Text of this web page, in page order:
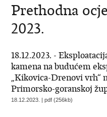
Prethodna
2023.
18.12.2023. -
kamena na budućem
„Kikovica-Drenovi vrh“
Primorsko-goranskoj
18.12.2023. | pdf (256kb)